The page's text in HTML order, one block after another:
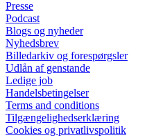
Presse
Podcast
Blogs og nyheder
Nyhedsbrev
Billedarkiv og forespørgsler
Udlån af genstande
Ledige job
Handelsbetingelser
Terms and conditions
Tilgængelighedserklæring
Cookies og privatlivspolitik